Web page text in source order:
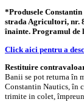
*Produsele
strada Agricultori, nr.
înainte. Programul de
Click aici pentru a
Restituire
Banii se pot returna în
Constantin Nautics, în
trimite in colet,